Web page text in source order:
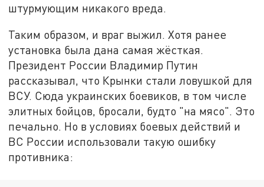
штурмующим никакого вреда.
Таким образом, и враг выжил. Хотя ранее
установка была дана самая жёсткая.
Президент России Владимир Путин
рассказывал, что Крынки стали ловушкой для
ВСУ. Сюда украинских боевиков, в том числе
элитных бойцов, бросали, будто "на мясо". Это
печально. Но в условиях боевых действий и
ВС России использовали такую ошибку
противника: